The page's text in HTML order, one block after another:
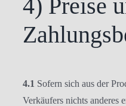
4) Preise
4.1 Sofern sich aus der
Verkäufers nichts anderes